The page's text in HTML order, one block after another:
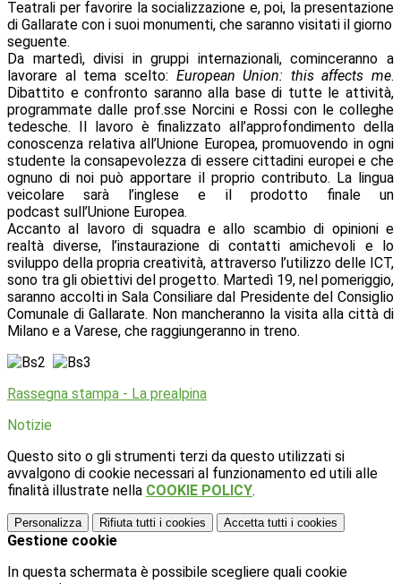
Teatrali per favorire la socializzazione e, poi, la presentazione
di Gallarate con i suoi monumenti, che saranno visitati il giorno
seguente.
Da martedì, divisi in gruppi internazionali, cominceranno a
lavorare al tema scelto: European Union: this affects me.
Dibattito e confronto saranno alla base di tutte le attività,
programmate dalle prof.sse Norcini e Rossi con le colleghe
tedesche. Il lavoro è finalizzato all’approfondimento della
conoscenza relativa all’Unione Europea, promuovendo in ogni
studente la consapevolezza di essere cittadini europei e che
ognuno di noi può apportare il proprio contributo. La lingua
veicolare sarà l’inglese e il prodotto finale un
podcast sull’Unione Europea.
Accanto al lavoro di squadra e allo scambio di opinioni e
realtà diverse, l’instaurazione di contatti amichevoli e lo
sviluppo della propria creatività, attraverso l’utilizzo delle ICT,
sono tra gli obiettivi del progetto. Martedì 19, nel pomeriggio,
saranno accolti in Sala Consiliare dal Presidente del Consiglio
Comunale di Gallarate. Non mancheranno la visita alla città di
Milano e a Varese, che raggiungeranno in treno.
Rassegna stampa - La prealpina
Notizie
Questo sito o gli strumenti terzi da questo utilizzati si
avvalgono di cookie necessari al funzionamento ed utili alle
finalità illustrate nella COOKIE POLICY.
Personalizza Rifiuta tutti i cookies Accetta tutti i cookies
Gestione cookie
In questa schermata è possibile scegliere quali cookie